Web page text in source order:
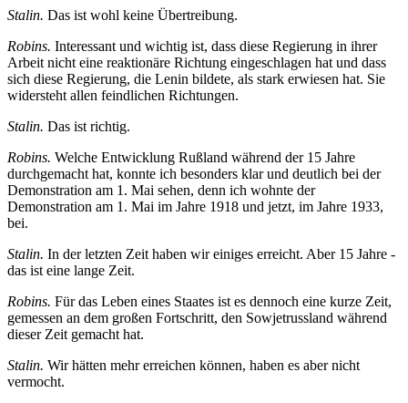
Stalin. Das ist wohl keine Übertreibung.
Robins. Interessant und wichtig ist, dass diese Regierung in ihrer
Arbeit nicht eine reaktionäre Richtung eingeschlagen hat und dass
sich diese Regierung, die Lenin bildete, als stark erwiesen hat. Sie
widersteht allen feindlichen Richtungen.
Stalin. Das ist richtig.
Robins. Welche Entwicklung Rußland während der 15 Jahre
durchgemacht hat, konnte ich besonders klar und deutlich bei der
Demonstration am 1. Mai sehen, denn ich wohnte der
Demonstration am 1. Mai im Jahre 1918 und jetzt, im Jahre 1933,
bei.
Stalin. In der letzten Zeit haben wir einiges erreicht. Aber 15 Jahre -
das ist eine lange Zeit.
Robins. Für das Leben eines Staates ist es dennoch eine kurze Zeit,
gemessen an dem großen Fortschritt, den Sowjetrussland während
dieser Zeit gemacht hat.
Stalin. Wir hätten mehr erreichen können, haben es aber nicht
vermocht.